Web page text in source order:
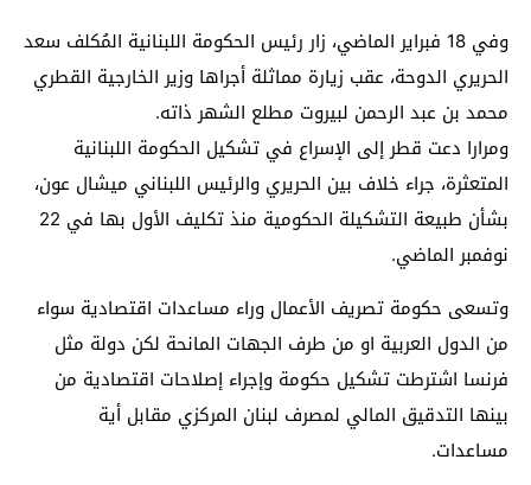
وفي 18 فبراير الماضي، زار رئيس الحكومة اللبنانية المُكلف سعد
الحريري الدوحة، عقب زيارة مماثلة أجراها وزير الخارجية القطري
محمد بن عبد الرحمن لبيروت مطلع الشهر ذاته.
ومرارا دعت قطر إلى الإسراع في تشكيل الحكومة اللبنانية
المتعثرة، جراء خلاف بين الحريري والرئيس اللبناني ميشال عون،
بشأن طبيعة التشكيلة الحكومية منذ تكليف الأول بها في 22
نوفمبر الماضي.
وتسعى حكومة تصريف الأعمال وراء مساعدات اقتصادية سواء
من الدول العربية او من طرف الجهات المانحة لكن دولة مثل
فرنسا اشترطت تشكيل حكومة وإجراء إصلاحات اقتصادية من
بينها التدقيق المالي لمصرف لبنان المركزي مقابل أية
مساعدات.